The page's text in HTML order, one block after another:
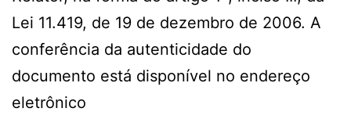
Lei 11.419, de 19 de dezembro de 2006. A
conferência da autenticidade do
documento está disponível no endereço
eletrônico